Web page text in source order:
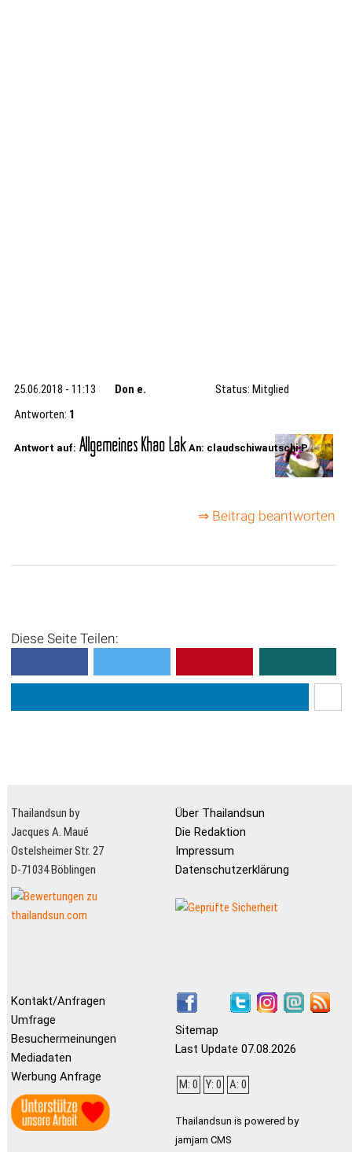
25.06.2018 - 11:13 Don e.
Status: Mitglied
Antworten: 1
Antwort auf: Allgemeines Khao Lak An: claudschiwautschi P.
⇒ Beitrag beantworten
Diese Seite Teilen:
Thailandsun by
Jacques A. Maué
Ostelsheimer Str. 27
D-71034 Böblingen
Über Thailandsun
Die Redaktion
Impressum
Datenschutzerklärung
Kontakt/Anfragen
Umfrage
Besuchermeinungen
Mediadaten
Werbung Anfrage
Sitemap
Last Update 07.08.2026
M: 0 Y: 0 A: 0
Thailandsun is powered by
jamjam CMS